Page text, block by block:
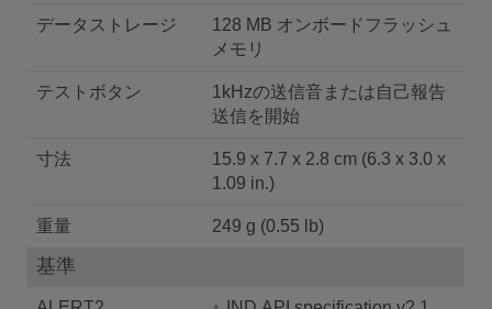
データストレージ
128 MB オンボードフラッシュ
メモリ
テストボタン
1kHzの送信音または自己報告
送信を開始
寸法
15.9 x 7.7 x 2.8 cm (6.3 x 3.0 x
1.09 in.)
重量 249 g (0.55 lb)
基準